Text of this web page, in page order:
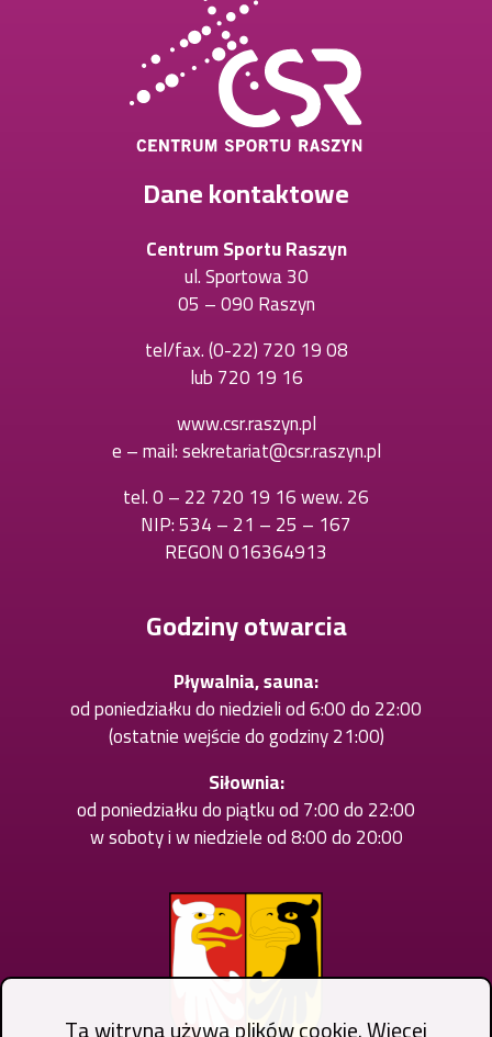
Dane kontaktowe
Centrum Sportu Raszyn
ul. Sportowa 30
05 – 090 Raszyn
tel/fax.(0-22) 720 19 08
karcie
lub720 19 16
w
nowej
karcie
www.csr.raszyn.pl
e – mail:sekretariat@csr.raszyn.pl
tel.0 – 22 720 19 16 wew. 26
NIP: 534 – 21 – 25 – 167
REGON 016364913
Godziny otwarcia
Pływalnia, sauna:
od poniedziałku do niedzieli od 6:00 do 22:00
(ostatnie wejście do godziny 21:00)
Siłownia:
od poniedziałku do piątku od 7:00 do 22:00
w soboty i w niedziele od 8:00 do 20:00